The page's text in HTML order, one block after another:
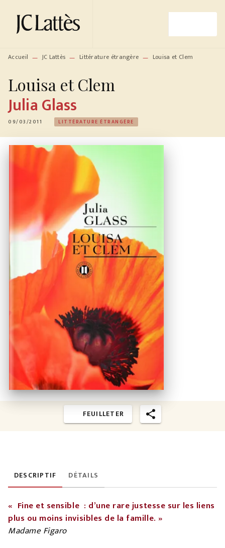
MENU RECHERCHE
PIED DE PAGE
Accueil — JC Lattès — Littérature étrangère — Louisa et Clem
Louisa et Clem
Julia Glass
09/03/2011 LITTÉRATURE ÉTRANGÈRE
FEUILLETER
DESCRIPTIF DÉTAILS
« Fine et sensible : d’une rare justesse sur les liens
plus ou moins invisibles de la famille. »
Madame Figaro